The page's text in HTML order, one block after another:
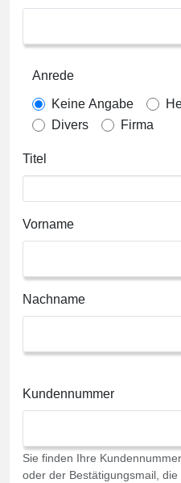
Anrede
Keine Angabe
Divers
Firma
Titel
Vorname
Nachname
Kundennummer
Sie finden Ihre
oder der Bestätigungsmail,